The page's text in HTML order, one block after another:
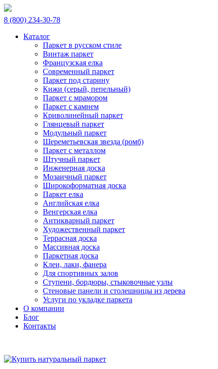
8 (800) 234-30-78
Каталог
Паркет в русском стиле
Винтаж паркет
Французская елка
Современный паркет
Паркет под старину
Кижи (серый, пепельный)
Паркет с мрамором
Паркет с камнем
Криволинейный паркет
Глянцевый паркет
Модульный паркет
Шереметьевская звезда (ромб)
Паркет с металлом
Штучный паркет
Инженерная доска
Мозаичный паркет
Широкоформатная доска
Паркет елка
Английская елка
Венгерская елка
Антикварный паркет
Художественный паркет
Террасная доска
Массивная доска
Паркетная доска
Клеи, лаки, фанера
Для спортивных залов
Ступени, бордюры, стыковочные узлы
Стеновые панели и столешницы из дерева
Услуги по укладке паркета
О компании
Блог
Контакты